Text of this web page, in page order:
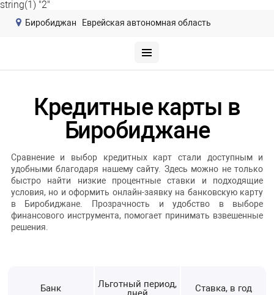
string(1) "2"
Биробиджан Еврейская автономная область
Кредитные карты в
Биробиджане
Сравнение и выбор кредитных карт стали доступным и
удобными благодаря нашему сайту. Здесь можно не только
быстро найти низкие процентные ставки и подходящие
условия, но и оформить онлайн-заявку на банковскую карту
в Биробиджане. Прозрачность и удобство в выборе
финансового инструмента, помогает принимать взвешенные
решения.
Банк
Льготный период,
Ставка, в год